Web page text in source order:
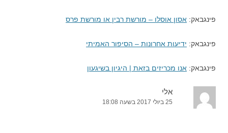
פינגבאק: אסון אוסלו – מורשת רבין או מורשת פרס
פינגבאק: ידיעות אחרונות – הסיפור האמיתי
פינגבאק: אנו מכריזים בזאת | היגיון בשיגעון
אלי
25 ביולי 2017 בשעה 18:08